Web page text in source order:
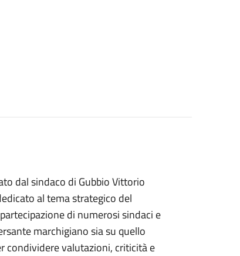
dal sindaco di Gubbio Vittorio
al tema strategico del
di numerosi sindaci e
marchigiano sia su quello
condividere valutazioni, criticità e